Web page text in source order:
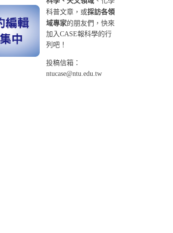
科普文章，或採訪各領
域專家的朋友們，快來
加入CASE報科學的行
列吧！
投稿信箱：
ntucase@ntu.edu.tw